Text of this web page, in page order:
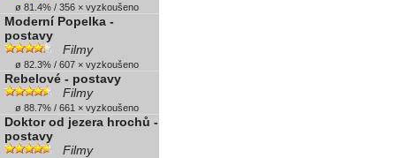
ø 81.4% / 356 × vyzkoušeno
Moderní Popelka -
postavy
Filmy
ø 82.3% / 607 × vyzkoušeno
Rebelové - postavy
Filmy
ø 88.7% / 661 × vyzkoušeno
Doktor od jezera hrochů -
postavy
Filmy